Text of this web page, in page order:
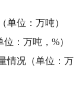
单位：万吨）
：万吨，%）
情况（单位：万